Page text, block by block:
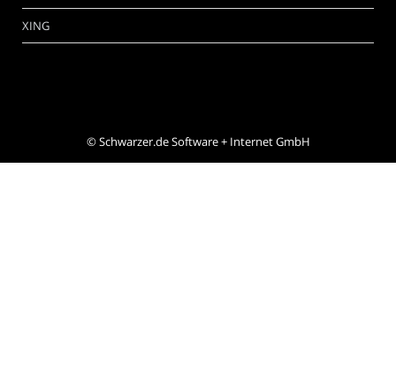
XING
©Schwarzer.de Software + Internet GmbH